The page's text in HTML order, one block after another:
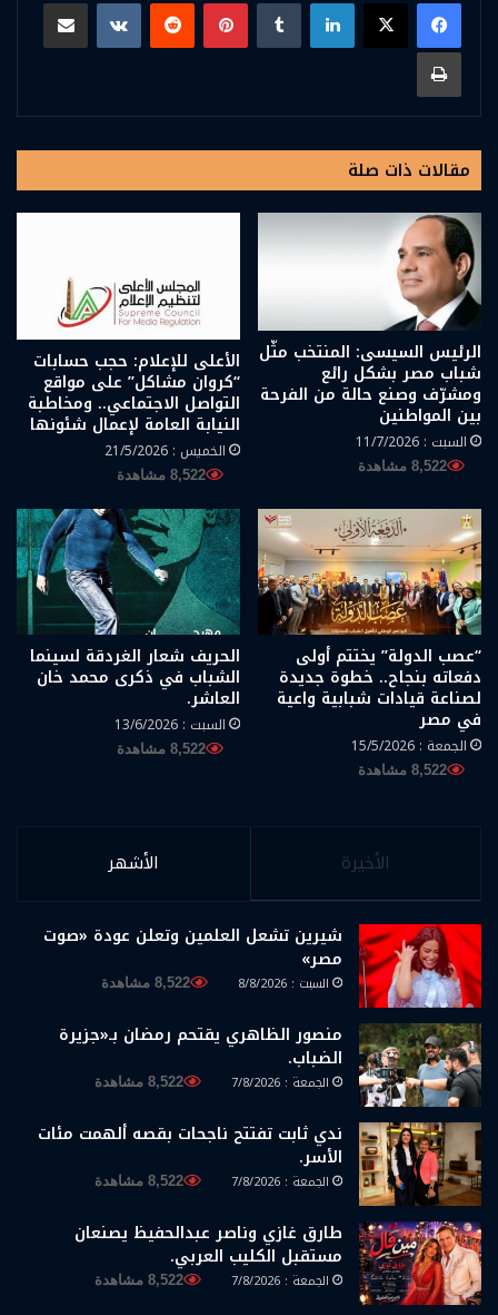
طباعة
مقالات ذات صلة
الرئيس السيسى: المنتخب مثّل
شباب مصر بشكل رائع
ومشرّف وصنع حالة من الفرحة
بين المواطنين
السبت : 11/7/2026
8,522 مشاهدة
الأعلى للإعلام: حجب حسابات
“كروان مشاكل” على مواقع
التواصل الاجتماعي.. ومخاطبة
النيابة العامة لإعمال شئونها
الخميس : 21/5/2026
8,522 مشاهدة
“عصب الدولة” يختتم أولى
دفعاته بنجاح.. خطوة جديدة
لصناعة قيادات شبابية واعية
في مصر
الجمعة : 15/5/2026
8,522 مشاهدة
الحريف شعار الغردقة لسينما
الشباب في ذكرى محمد خان
العاشر.
السبت : 13/6/2026
8,522 مشاهدة
الأخيرة الأشهر
شيرين تشعل العلمين وتعلن عودة «صوت
مصر»
السبت : 8/8/2026 8,522 مشاهدة
منصور الظاهري يقتحم رمضان بـ«جزيرة
الضباب.
الجمعة : 7/8/2026 8,522 مشاهدة
ندي ثابت تفتتح ناجحات بقصه ألهمت مئات
الأسر.
الجمعة : 7/8/2026 8,522 مشاهدة
طارق غازي وناصر عبدالحفيظ يصنعان
مستقبل الكليب العربي.
الجمعة : 7/8/2026 8,522 مشاهدة